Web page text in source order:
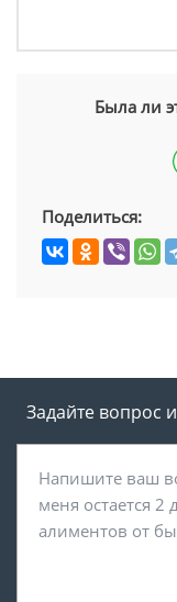
Была ли
Поделиться:
Задайте вопрос